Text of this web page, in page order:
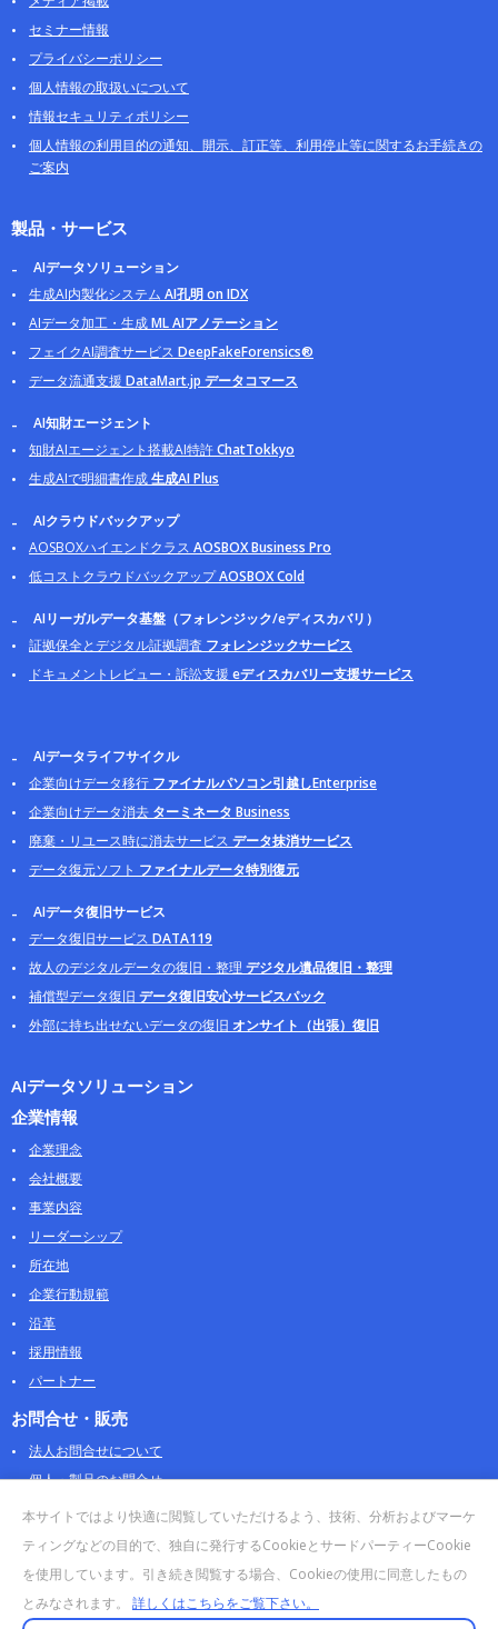
セミナー情報
プライバシーポリシー
個人情報の取扱いについて
情報セキュリティポリシー
個人情報の利用目的の通知、開示、訂正等、利用停止等に関するお手続きの
ご案内
製品・サービス
AIデータソリューション
生成AI内製化システム AI孔明 on IDX
AIデータ加工・生成ML AIアノテーション
フェイクAI調査サービス DeepFakeForensics®
データ流通支援DataMart.jp データコマース
AI知財エージェント
知財AIエージェント搭載AI特許ChatTokkyo
生成AIで明細書作成生成AI Plus
AIクラウドバックアップ
AOSBOXハイエンドクラス AOSBOX Business Pro
低コストクラウドバックアップAOSBOX Cold
AIリーガルデータ基盤（フォレンジック/eディスカバリ）
証拠保全とデジタル証拠調査 フォレンジックサービス
ドキュメントレビュー・訴訟支援eディスカバリー支援サービス
AIデータライフサイクル
企業向けデータ移行 ファイナルパソコン引越しEnterprise
企業向けデータ消去 ターミネータ Business
廃棄・リユース時に消去サービス データ抹消サービス
データ復元ソフト ファイナルデータ特別復元
AIデータ復旧サービス
データ復旧サービス DATA119
故人のデジタルデータの復旧・整理デジタル遺品復旧・整理
補償型データ復旧 データ復旧安心サービスパック
外部に持ち出せないデータの復旧 オンサイト（出張）復旧
AIデータソリューション
企業情報
企業理念
会社概要
事業内容
リーダーシップ
所在地
企業行動規範
沿革
採用情報
パートナー
お問合せ・販売
法人お問合せについて
個人・製品のお問合せ
AOSストア
クラウドデータカンパニー 法人向けガイド
販売終了・サポート終了製品
本サイトではより快適に閲覧していただけるよう、技術、分析およびマーケ
ティングなどの目的で、独自に発行するCookieとサードパーティーCookie
を使用しています。引き続き閲覧する場合、Cookieの使用に同意したもの
とみなされます。 詳しくはこちらをご覧下さい。